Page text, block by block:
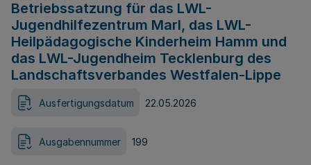
Betriebssatzung für das LWL-
Jugendhilfezentrum Marl, das LWL-
Heilpädagogische Kinderheim Hamm und
das LWL-Jugendheim Tecklenburg des
Landschaftsverbandes Westfalen-Lippe
Ausfertigungsdatum 22.05.2026
Ausgabennummer 199